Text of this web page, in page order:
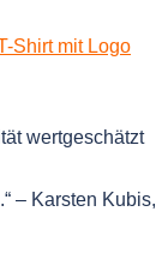
wertgeschätzt
– Karsten Kubis,